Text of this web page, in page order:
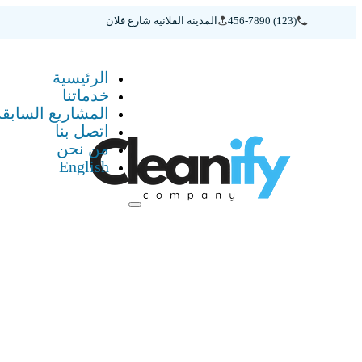
(123) 456-7890 المدينة الفلانية شارع فلان
الرئيسية
خدماتنا
المشاريع
اتصل بنا
من نحن
English